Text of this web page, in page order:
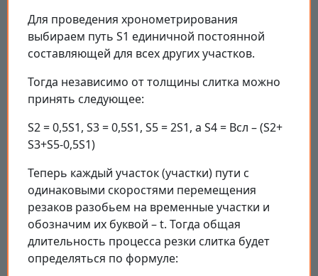
Для проведения хронометрирования
выбираем путь S1 единичной постоянной
составляющей для всех других участков.
Тогда независимо от толщины слитка можно
принять следующее:
S2 = 0,5S1, S3 = 0,5S1, S5 = 2S1, а S4 = Всл – (S2+
S3+S5-0,5S1)
Теперь каждый участок (участки) пути с
одинаковыми скоростями перемещения
резаков разобьем на временные участки и
обозначим их буквой – t. Тогда общая
длительность процесса резки слитка будет
определяться по формуле: